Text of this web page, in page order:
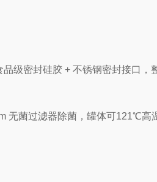
级密封硅胶 + 不锈钢密封接口，
菌过滤器除菌，罐体可121℃高